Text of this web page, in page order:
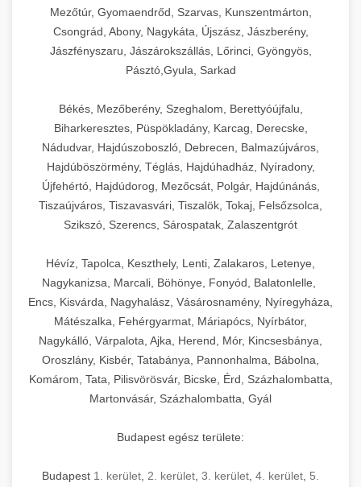
Mezőtúr, Gyomaendrőd, Szarvas, Kunszentmárton,
Csongrád, Abony, Nagykáta, Újszász, Jászberény,
Jászfényszaru, Jászárokszállás, Lőrinci, Gyöngyös,
Pásztó,Gyula, Sarkad
Békés, Mezőberény, Szeghalom, Berettyóújfalu,
Biharkeresztes, Püspökladány, Karcag, Derecske,
Nádudvar, Hajdúszoboszló, Debrecen, Balmazújváros,
Hajdúböszörmény, Téglás, Hajdúhadház, Nyíradony,
Újfehértó, Hajdúdorog, Mezőcsát, Polgár, Hajdúnánás,
Tiszaújváros, Tiszavasvári, Tiszalök, Tokaj, Felsőzsolca,
Szikszó, Szerencs, Sárospatak, Zalaszentgrót
Hévíz, Tapolca, Keszthely, Lenti, Zalakaros, Letenye,
Nagykanizsa, Marcali, Böhönye, Fonyód, Balatonlelle,
Encs, Kisvárda, Nagyhalász, Vásárosnamény, Nyíregyháza,
Mátészalka, Fehérgyarmat, Máriapócs, Nyírbátor,
Nagykálló, Várpalota, Ajka, Herend, Mór, Kincsesbánya,
Oroszlány, Kisbér, Tatabánya, Pannonhalma, Bábolna,
Komárom, Tata, Pilisvörösvár, Bicske, Érd, Százhalombatta,
Martonvásár, Százhalombatta, Gyál
Budapest egész területe:
Budapest 1. kerület 2. kerület 3. kerület 4. kerület 5.